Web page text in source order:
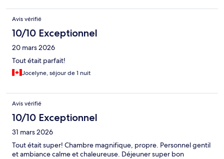
Avis vérifié
10/10 Exceptionnel
20 mars 2026
Tout était parfait!
Jocelyne, séjour de 1 nuit
Avis vérifié
10/10 Exceptionnel
31 mars 2026
Tout était super! Chambre magnifique, propre. Personnel gentil
et ambiance calme et chaleureuse. Déjeuner super bon